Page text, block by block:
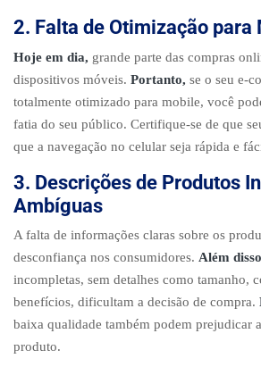
2. Falta de Otimização para
Hoje em dia, grande parte das compras
dispositivos móveis. Portanto, se o seu e-
totalmente otimizado para mobile, você
fatia do seu público. Certifique-se de que
que a navegação no celular seja rápida e
3. Descrições de Produtos
Ambíguas
A falta de informações claras sobre os
desconfiança nos consumidores. Além
incompletas, sem detalhes como tamanho,
benefícios, dificultam a decisão de compra.
baixa qualidade também podem prejudicar
produto.